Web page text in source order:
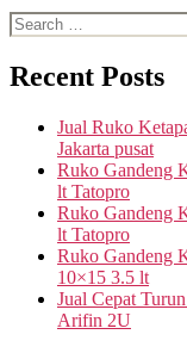
Search
for:
Recent Posts
Jual Ruko
Jakarta pusat
Ruko Gandeng
lt Tatopro
Ruko Gandeng
lt Tatopro
Ruko Gandeng
10×15 3.5 lt
Jual Cepat
Arifin 2U